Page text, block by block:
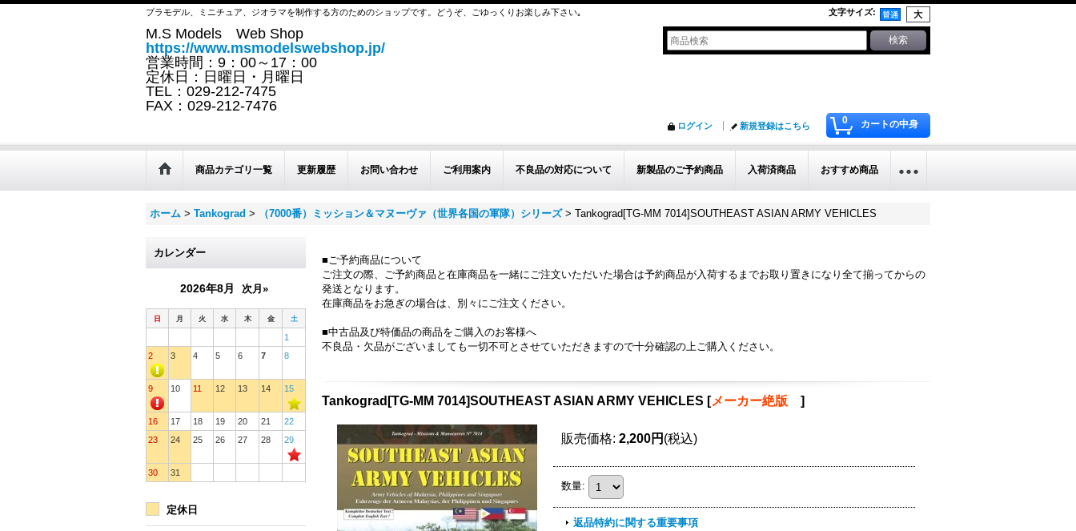
プラモデル、ミニチュア、ジオラマを制作する方のためのショップです。どうぞ、ごゆっくりお楽しみ下さい｡ 文字サイズ:
M.S Models Web Shop
https://www.msmodelswebshop.jp/
営業時間：9：00～17：00
定休日：日曜日・月曜日
TEL：029-212-7475
FAX：029-212-7476
0 カートの中身
ログイン 新規登録はこちら
商品カテゴリ一覧 更新履歴 お問い合わせ ご利用案内 不良品の対応について 新製品のご予約商品 入荷済商品 おすすめ商品
ホーム > Tankograd > （7000番）ミッション＆マヌーヴァ（世界各国の軍隊）シリーズ > Tankograd[TG-MM 7014]SOUTHEAST ASIAN ARMY VEHICLES
カレンダー
2026年8月 次月»
日 月 火 水 木 金 土
1
2
3 4 5 6 7 8
9 10 11 12 13 14 15
16 17 18 19 20 21
22
23
24 25 26 27 28 29
30 31
定休日
■ご予約商品について
ご注文の際、ご予約商品と在庫商品を一緒にご注文いただいた場合は予約商品が入荷するまでお取り置きになり全て揃ってからの
発送となります。
在庫商品をお急ぎの場合は、別々にご注文ください。
■中古品及び特価品の商品をご購入のお客様へ
不良品・欠品がございましても一切不可とさせていただきますので十分確認の上ご購入ください。
Tankograd[TG-MM 7014]SOUTHEAST ASIAN ARMY VEHICLES [メーカー絶版 ]
販売価格: 2,200円 (税込)
数量:
返品特約に関する重要事項